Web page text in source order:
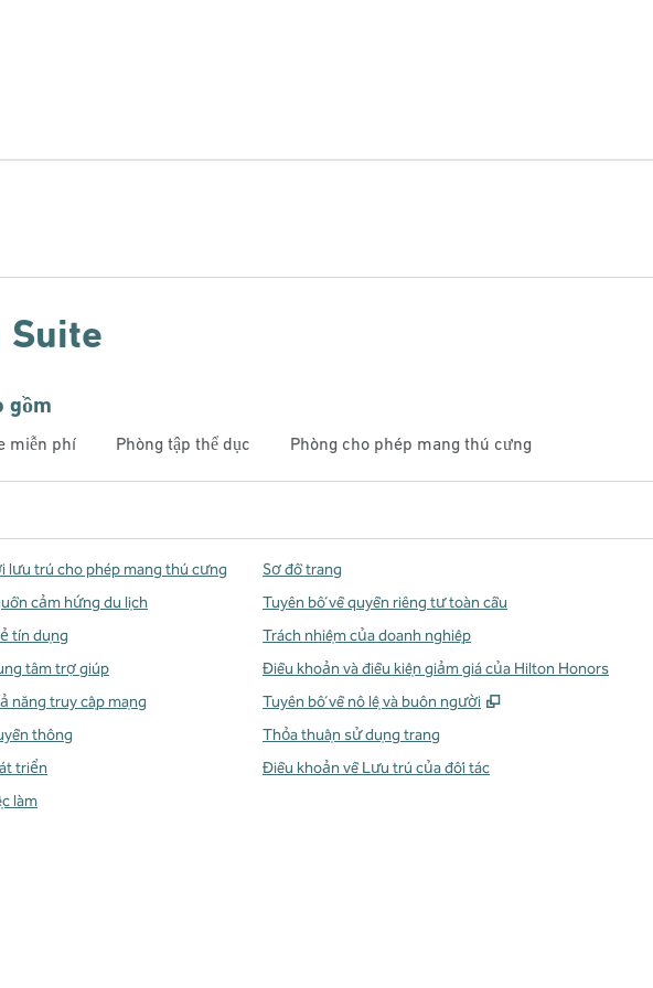
Suite
gồm
miễn phí Phòng tập thể dục Phòng cho phép mang thú cưng
lưu trú cho phép mang thú cưng
cảm hứng du lịch
tín dụng
tâm trợ giúp
năng truy cập mạng
thông
triển
làm
Sơ đồ trang
Tuyên bố về quyền riêng tư toàn cầu
Trách nhiệm của doanh nghiệp
Điều khoản và điều kiện giảm giá của Hilton Honors
Tuyên bố về nô lệ và buôn người
,
Thỏa thuận sử dụng trang
Điều khoản về Lưu trú của đối tác